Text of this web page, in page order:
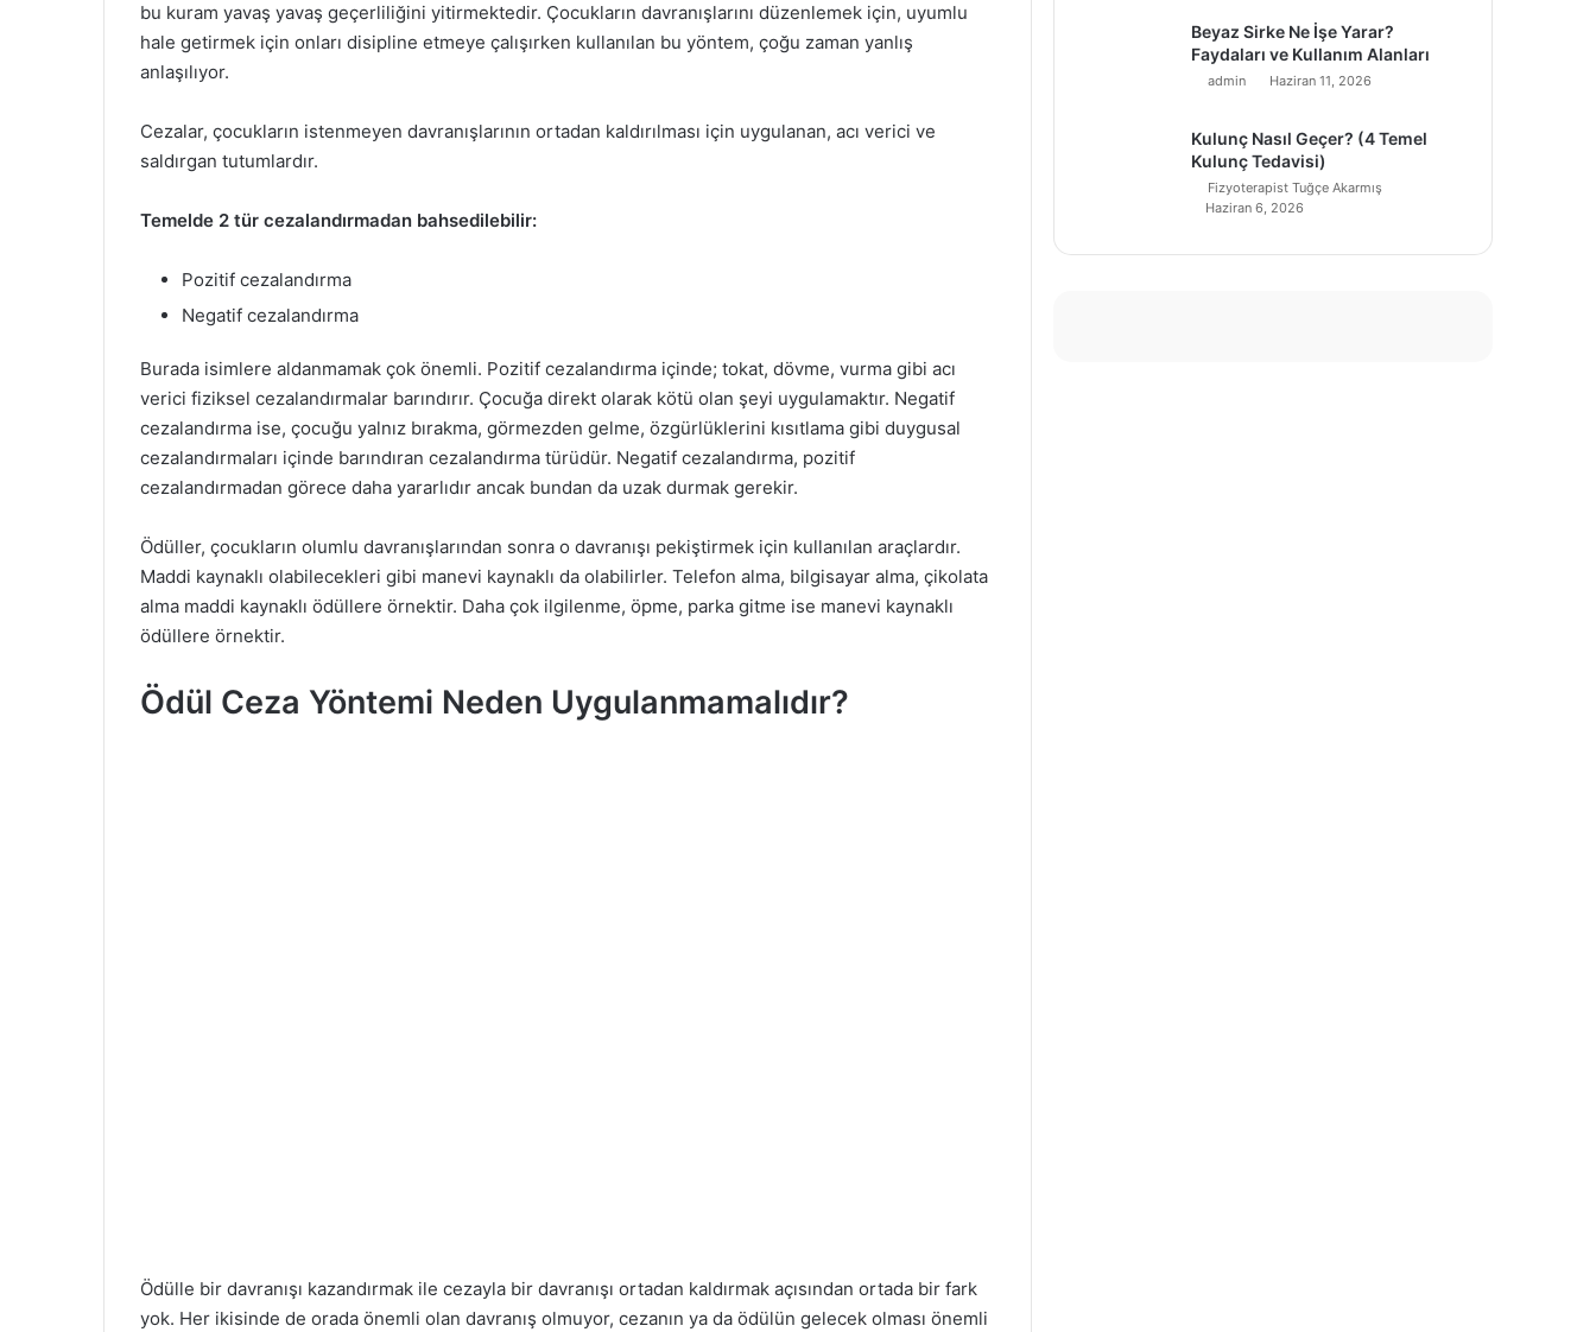
d
m
bu kuram yavaş yavaş geçerliliğini yitirmektedir. Çocukların davranışlarını düzenlemek için, uyumlu
hale getirmek için onları disipline etmeye çalışırken kullanılan bu yöntem, çoğu zaman yanlış
anlaşılıyor.
Cezalar, çocukların istenmeyen davranışlarının ortadan kaldırılması için uygulanan, acı verici ve
saldırgan tutumlardır.
Temelde 2 tür cezalandırmadan bahsedilebilir:
Pozitif cezalandırma
Negatif cezalandırma
Burada isimlere aldanmamak çok önemli. Pozitif cezalandırma içinde; tokat, dövme, vurma gibi acı
verici fiziksel cezalandırmalar barındırır. Çocuğa direkt olarak kötü olan şeyi uygulamaktır. Negatif
cezalandırma ise, çocuğu yalnız bırakma, görmezden gelme, özgürlüklerini kısıtlama gibi duygusal
cezalandırmaları içinde barındıran cezalandırma türüdür. Negatif cezalandırma, pozitif
cezalandırmadan görece daha yararlıdır ancak bundan da uzak durmak gerekir.
Ödüller, çocukların olumlu davranışlarından sonra o davranışı pekiştirmek için kullanılan araçlardır.
Maddi kaynaklı olabilecekleri gibi manevi kaynaklı da olabilirler. Telefon alma, bilgisayar alma, çikolata
alma maddi kaynaklı ödüllere örnektir. Daha çok ilgilenme, öpme, parka gitme ise manevi kaynaklı
ödüllere örnektir.
Ödül Ceza Yöntemi Neden Uygulanmamalıdır?
Ödülle bir davranışı kazandırmak ile cezayla bir davranışı ortadan kaldırmak açısından ortada bir fark
yok. Her ikisinde de orada önemli olan davranış olmuyor, cezanın ya da ödülün gelecek olması önemli
Beyaz Sirke Ne İşe Yarar?
Faydaları ve Kullanım Alanları
admin Haziran 11, 2026
Kulunç Nasıl Geçer? (4 Temel
Kulunç Tedavisi)
Fizyoterapist Tuğçe Akarmış
Haziran 6, 2026